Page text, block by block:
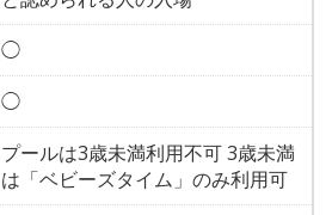
◯
◯
プールは3歳未満利用不可 3歳未満
は「ベビーズタイム」のみ利用可